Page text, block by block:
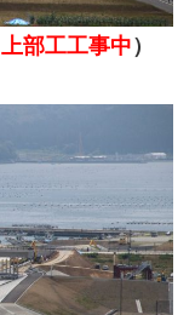
上部工工事中）